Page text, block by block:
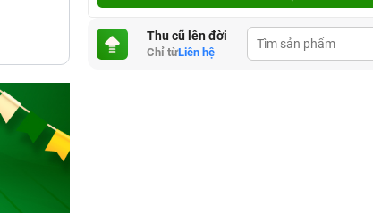
Thu cũ lên đời
Chỉ từLiên hệ